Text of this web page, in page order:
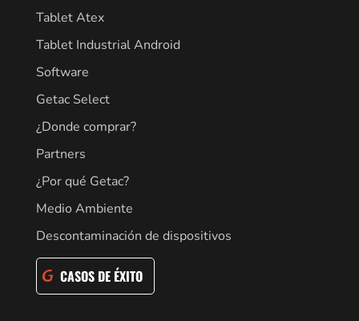
Tablet Atex
Tablet Industrial Android
Software
Getac Select
¿Donde comprar?
Partners
¿Por qué Getac?
Medio Ambiente
Descontaminación de dispositivos
CASOS DE ÉXITO